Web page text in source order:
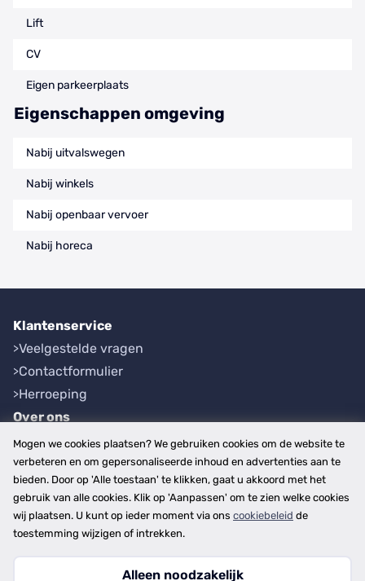
Lift
CV
Eigen parkeerplaats
Eigenschappen omgeving
Nabij uitvalswegen
Nabij winkels
Nabij openbaar vervoer
Nabij horeca
Klantenservice
Veelgestelde vragen
Contactformulier
Herroeping
Over ons
Bedrijfsgegevens
Werkwijze
Overzichten
Plaatsen
Provincies
Mogen we cookies plaatsen? We gebruiken cookies om de website te
verbeteren en om gepersonaliseerde inhoud en advertenties aan te
bieden. Door op 'Alle toestaan' te klikken, gaat u akkoord met het
gebruik van alle cookies. Klik op 'Aanpassen' om te zien welke cookies
wij plaatsen. U kunt op ieder moment via ons cookiebeleid de
toestemming wijzigen of intrekken.
Alleen noodzakelijk